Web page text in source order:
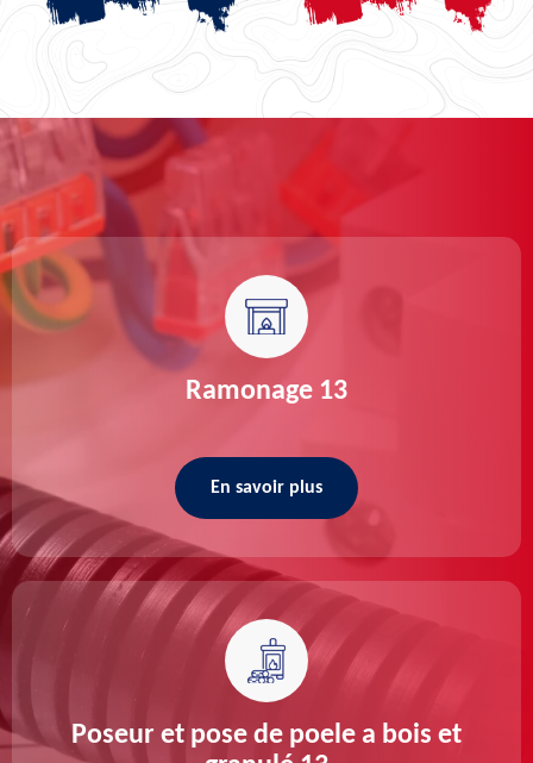
Ramonage 13
En savoir plus
Poseur et pose de poele a bois et